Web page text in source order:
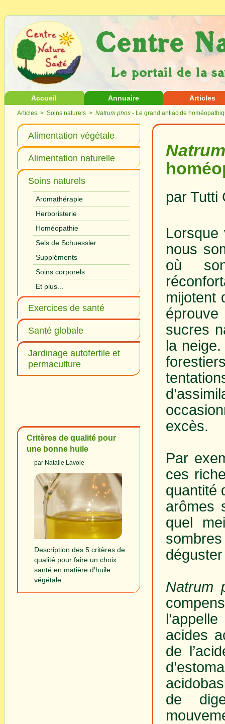
Accueil Annuaire Articles
Articles > Soins naturels > Natrum phos - Le grand antiacide
Alimentation végétale
Alimentation naturelle
Soins naturels
Aromathérapie
Herboristerie
Homéopathie
Sels de Schuessler
Suppléments
Soins corporels
Et plus...
Exercices de santé
Santé globale
Jardinage autofertile et
permaculture
Critères de qualité pour
une bonne huile
par Natalie Lavoie
Description des 5 critères de
qualité pour faire un choix
santé en matière d’huile
végétale.
par
Lorsque
nous
où
mijotent
sucres
la
excès.
Par
ces
quantité
arômes
quel
Natrum
acides
de
de